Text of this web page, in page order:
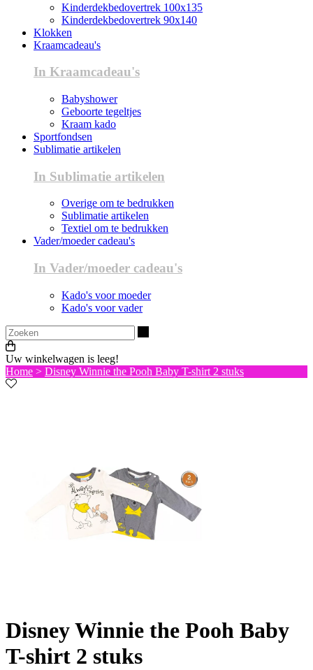
Kinderdekbedovertrek 100x135
Kinderdekbedovertrek 90x140
Klokken
Kraamcadeau's
In Kraamcadeau's
Babyshower
Geboorte tegeltjes
Kraam kado
Sportfondsen
Sublimatie artikelen
In Sublimatie artikelen
Overige om te bedrukken
Sublimatie artikelen
Textiel om te bedrukken
Vader/moeder cadeau's
In Vader/moeder cadeau's
Kado's voor moeder
Kado's voor vader
Uw winkelwagen is leeg!
Home > Disney Winnie the Pooh Baby T-shirt 2 stuks
Disney Winnie the Pooh Baby
T-shirt 2 stuks